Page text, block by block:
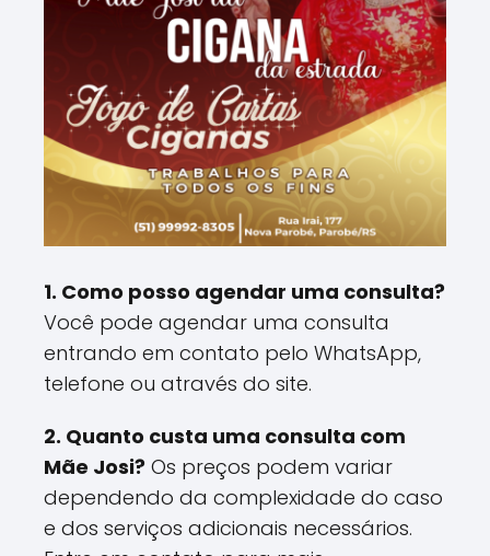
1. Como posso agendar uma consulta?
Você pode agendar uma consulta
entrando em contato pelo WhatsApp,
telefone ou através do site.
2. Quanto custa uma consulta com
Mãe Josi? Os preços podem variar
dependendo da complexidade do caso
e dos serviços adicionais necessários.